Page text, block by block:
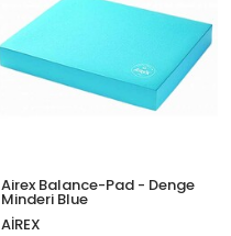
Airex Balance-Pad - Denge
Minderi Blue
AIREX